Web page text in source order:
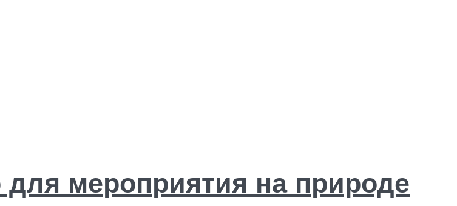
мероприятия на природе